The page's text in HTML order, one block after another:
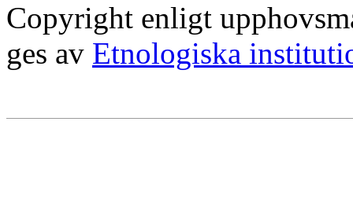
Copyright enligt
ges av Etnologiska